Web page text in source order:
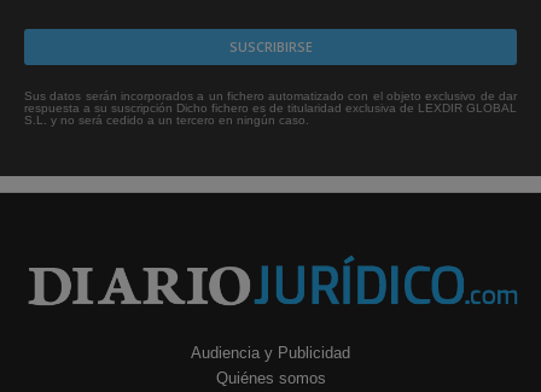
Sus datos serán incorporados a un fichero automatizado con el objeto exclusivo de dar
respuesta a su suscripción Dicho fichero es de titularidad exclusiva de LEXDIR GLOBAL
S.L. y no será cedido a un tercero en ningún caso.
Audiencia y Publicidad
Quiénes somos